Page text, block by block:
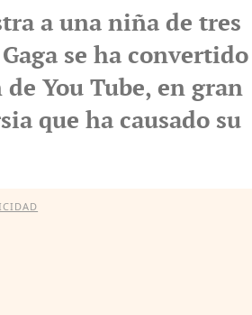
a una niña de tres
se ha convertido
You Tube, en gran
que ha causado su